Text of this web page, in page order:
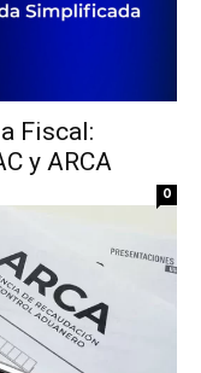
Fiscal:
y ARCA
0